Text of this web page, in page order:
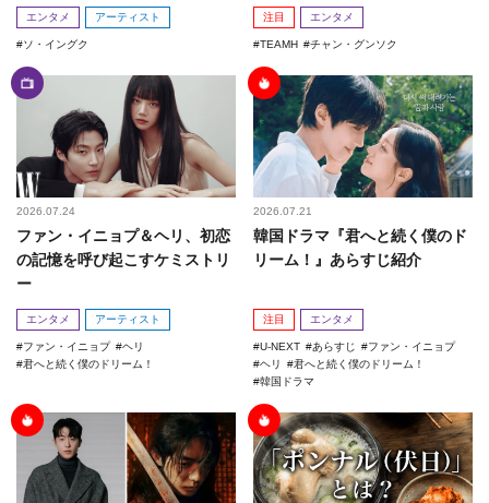
エンタメ アーティスト
ソ・イングク
注目 エンタメ
TEAMH チャン・グンソク
2026.07.24
ファン・イニョプ＆ヘリ、初恋
の記憶を呼び起こすケミストリ
ー
エンタメ アーティスト
ファン・イニョプ
ヘリ
君へと続く僕のドリーム！
2026.07.21
韓国ドラマ『君へと続く僕のド
リーム！』あらすじ紹介
注目 エンタメ
U-NEXT あらすじ
ファン・イニョプ
ヘリ
君へと続く僕のドリーム！
韓国ドラマ